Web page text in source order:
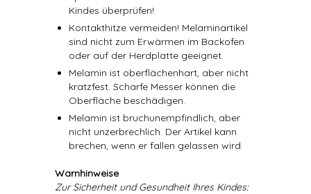
Kindes überprüfen!
Kontakthitze vermeiden! Melaminartikel
sind nicht zum Erwärmen im Backofen
oder auf der Herdplatte geeignet.
Melamin ist oberflächenhart, aber nicht
kratzfest. Scharfe Messer können die
Oberfläche beschädigen.
Melamin ist bruchunempfindlich, aber
nicht unzerbrechlich. Der Artikel kann
brechen, wenn er fallen gelassen wird.
Warnhinweise
Zur Sicherheit und Gesundheit Ihres Kindes: